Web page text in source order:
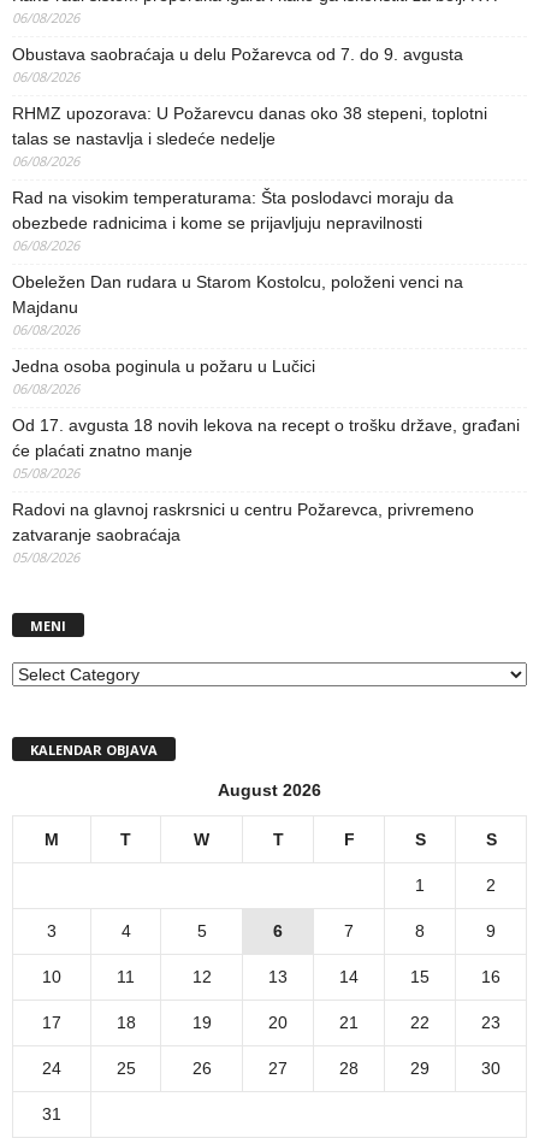
06/08/2026
Obustava saobraćaja u delu Požarevca od 7. do 9. avgusta
06/08/2026
RHMZ upozorava: U Požarevcu danas oko 38 stepeni, toplotni
talas se nastavlja i sledeće nedelje
06/08/2026
Rad na visokim temperaturama: Šta poslodavci moraju da
obezbede radnicima i kome se prijavljuju nepravilnosti
06/08/2026
Obeležen Dan rudara u Starom Kostolcu, položeni venci na
Majdanu
06/08/2026
Jedna osoba poginula u požaru u Lučici
06/08/2026
Od 17. avgusta 18 novih lekova na recept o trošku države, građani
će plaćati znatno manje
05/08/2026
Radovi na glavnoj raskrsnici u centru Požarevca, privremeno
zatvaranje saobraćaja
05/08/2026
MENI
MENI
KALENDAR OBJAVA
August 2026
M T W T F S S
1 2
3 4 5 6 7 8 9
10 11 12 13 14 15 16
17 18 19 20 21 22 23
24 25 26 27 28 29 30
31